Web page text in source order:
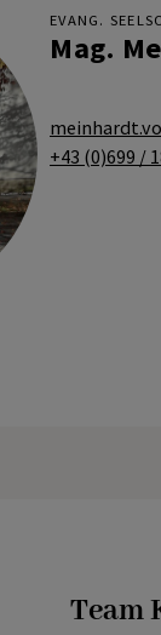
EVANG.
Mag.
+43 (0)699 /
Team